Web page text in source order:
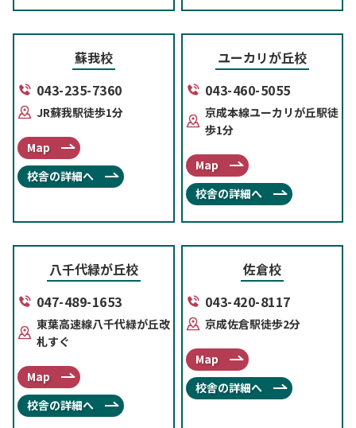
蘇我校
043-235-7360
JR蘇我駅徒歩1分
Map
校舎の詳細へ
ユーカリが丘校
043-460-5055
京成本線ユーカリが丘駅徒
歩1分
Map
校舎の詳細へ
八千代緑が丘校
047-489-1653
東葉高速線八千代緑が丘改
札すぐ
Map
校舎の詳細へ
佐倉校
043-420-8117
京成佐倉駅徒歩2分
Map
校舎の詳細へ